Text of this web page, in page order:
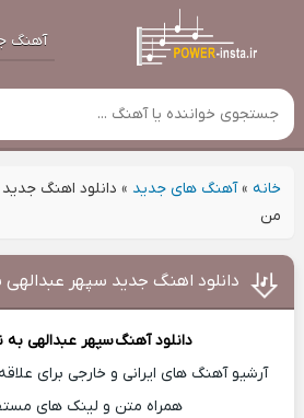
آهنگ
خانه»آهنگ های جدید » دانلود اهنگ
من
دانلود اهنگ جدید سپهر
دانلود آهنگسپهر عبدالهی به
آرشیو آهنگ های ایرانی و خارجی برای
همراه متن و لینک های